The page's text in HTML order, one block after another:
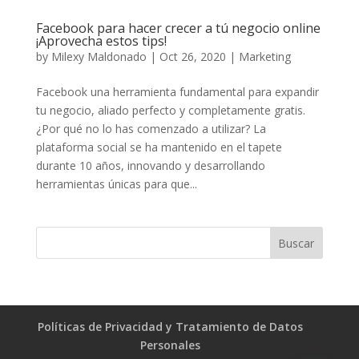
Facebook para hacer crecer a tú negocio online
¡Aprovecha estos tips!
by Milexy Maldonado | Oct 26, 2020 | Marketing
Facebook una herramienta fundamental para expandir
tu negocio, aliado perfecto y completamente gratis.
¿Por qué no lo has comenzado a utilizar? La
plataforma social se ha mantenido en el tapete
durante 10 años, innovando y desarrollando
herramientas únicas para que...
Políticas de Privacidad y Tratamiento de Datos
Personales